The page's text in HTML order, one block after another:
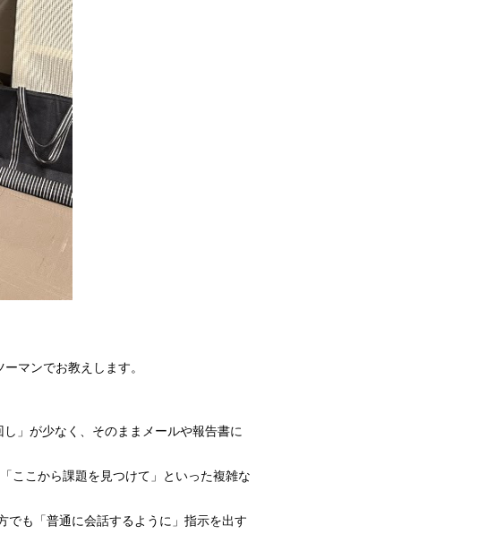
マンでお教えします。
」が少なく、そのままメールや報告書に
ここから課題を見つけて」といった複雑な
でも「普通に会話するように」指示を出す